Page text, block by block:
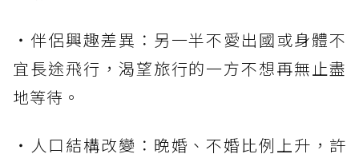
・伴侶興趣差異：另一半不愛出國或身體不
宜長途飛行，渴望旅行的一方不想再無止盡
地等待。
・人口結構改變：晚婚、不婚比例上升，許